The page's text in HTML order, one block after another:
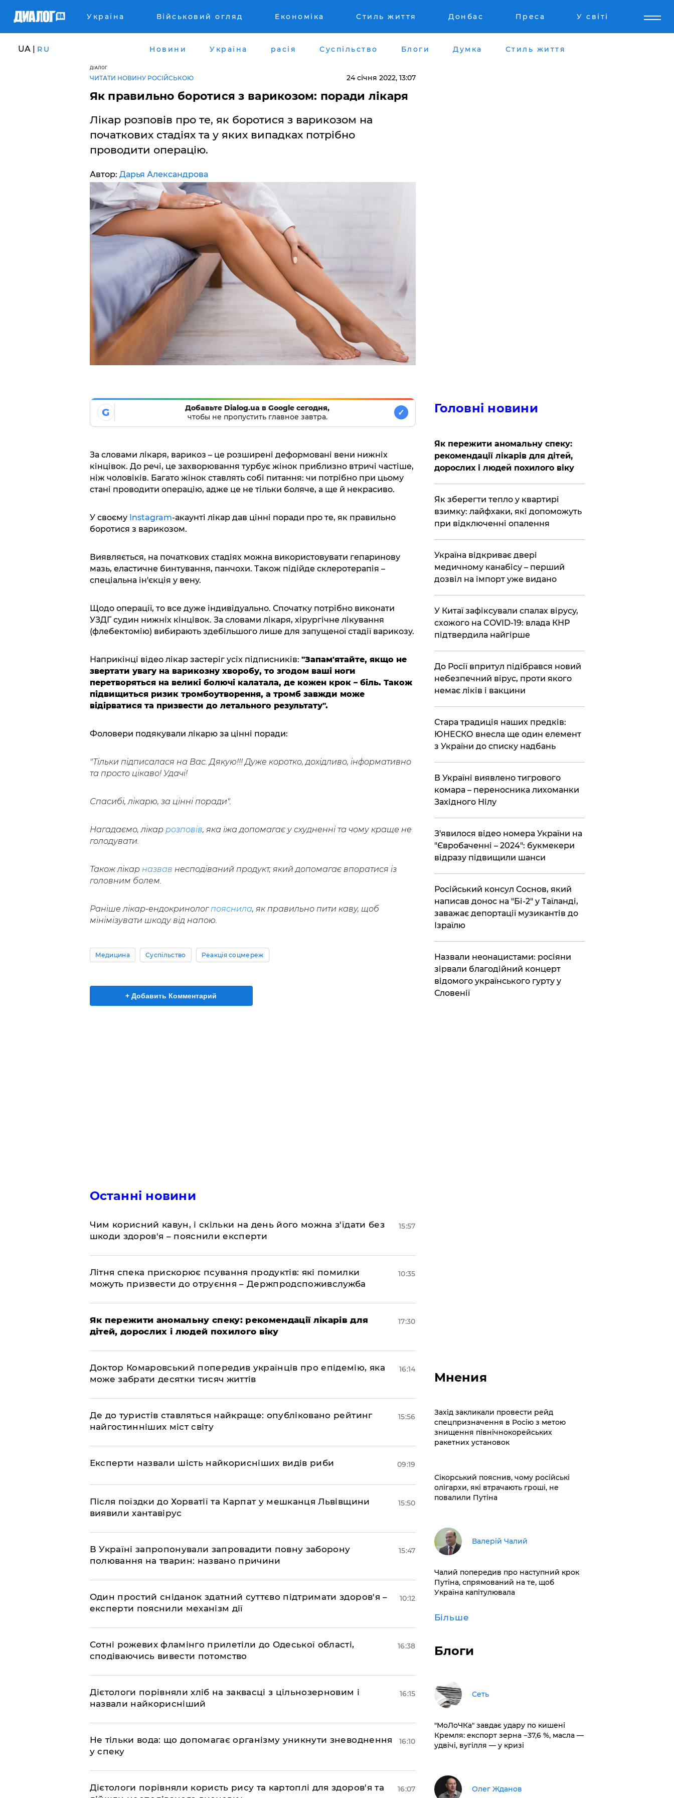
Україна Військовий огляд Економіка Стиль життя Донбас Преса У світі
UA | RU Новини Україна расія Суспільство Блоги Думка Стиль життя
ДІАЛОГ
ЧИТАТИ НОВИНУ РОСІЙСЬКОЮ 24 січня 2022, 13:07
Як правильно боротися з варикозом: поради лікаря
Лікар розповів про те, як боротися з варикозом на
початкових стадіях та у яких випадках потрібно
проводити операцію.
Автор: Дарья Александрова
G
Добавьте Dialog.ua в Google сегодня,
чтобы не пропустить главное завтра.
✓
За словами лікаря, варикоз – це розширені деформовані вени нижніх
кінцівок. До речі, це захворювання турбує жінок приблизно втричі частіше,
ніж чоловіків. Багато жінок ставлять собі питання: чи потрібно при цьому
стані проводити операцію, адже це не тільки боляче, а ще й некрасиво.
У своєму Instagram-акаунті лікар дав цінні поради про те, як правильно
боротися з варикозом.
Виявляється, на початкових стадіях можна використовувати гепаринову
мазь, еластичне бинтування, панчохи. Також підійде склеротерапія –
спеціальна ін'єкція у вену.
Щодо операції, то все дуже індивідуально. Спочатку потрібно виконати
УЗДГ судин нижніх кінцівок. За словами лікаря, хірургічне лікування
(флебектомію) вибирають здебільшого лише для запущеної стадії варикозу.
Наприкінці відео лікар застеріг усіх підписників: "Запам'ятайте, якщо не
звертати увагу на варикозну хворобу, то згодом ваші ноги
перетворяться на великі болючі калатала, де кожен крок – біль. Також
підвищиться ризик тромбоутворення, а тромб завжди може
відірватися та призвести до летального результату".
Фоловери подякували лікарю за цінні поради:
"Тільки підписалася на Вас. Дякую!!! Дуже коротко, дохідливо, інформативно
та просто цікаво! Удачі!
Спасибі, лікарю, за цінні поради".
Нагадаємо, лікар розповів, яка їжа допомагає у схудненні та чому краще не
голодувати.
Також лікар назвав несподіваний продукт, який допомагає впоратися із
головним болем.
Раніше лікар-ендокринологпояснила, як правильно пити каву, щоб
мінімізувати шкоду від напою.
Медицина Суспільство Реакція соцмереж
+ Добавить Комментарий
Останні новини
Чим корисний кавун, і скільки на день його можна з'їдати без
шкоди здоров'я – пояснили експерти
15:57
Літня спека прискорює псування продуктів: які помилки
можуть призвести до отруєння – Держпродспоживслужба
10:35
Як пережити аномальну спеку: рекомендації лікарів для
дітей, дорослих і людей похилого віку
17:30
Доктор Комаровський попередив українців про епідемію, яка
може забрати десятки тисяч життів
16:14
Де до туристів ставляться найкраще: опубліковано рейтинг
найгостинніших міст світу
15:56
Експерти назвали шість найкорисніших видів риби 09:19
Після поїздки до Хорватії та Карпат у мешканця Львівщини
виявили хантавірус
15:50
В Україні запропонували запровадити повну заборону
полювання на тварин: названо причини
15:47
Один простий сніданок здатний суттєво підтримати здоров'я –
експерти пояснили механізм дії
10:12
Сотні рожевих фламінго прилетіли до Одеської області,
сподіваючись вивести потомство
16:38
Дієтологи порівняли хліб на заквасці з цільнозерновим і
назвали найкорисніший
16:15
Не тільки вода: що допомагає організму уникнути зневоднення
у спеку
16:10
Дієтологи порівняли користь рису та картоплі для здоров'я та
16:07
Головні новини
Як пережити аномальну спеку:
рекомендації лікарів для дітей,
дорослих і людей похилого віку
Як зберегти тепло у квартирі
взимку: лайфхаки, які допоможуть
при відключенні опалення
Україна відкриває двері
медичному канабісу – перший
дозвіл на імпорт уже видано
У Китаї зафіксували спалах вірусу,
схожого на COVID-19: влада КНР
підтвердила найгірше
До Росії впритул підібрався новий
небезпечний вірус, проти якого
немає ліків і вакцини
Стара традиція наших предків:
ЮНЕСКО внесла ще один елемент
з України до списку надбань
В Україні виявлено тигрового
комара – переносника лихоманки
Західного Нілу
З'явилося відео номера України на
"Євробаченні – 2024": букмекери
відразу підвищили шанси
Російський консул Соснов, який
написав донос на "Бі-2" у Таїланді,
заважає депортації музикантів до
Ізраїлю
Назвали неонацистами: росіяни
зірвали благодійний концерт
відомого українського гурту у
Словенії
Мнения
​Захід закликали провести рейд
спецпризначення в Росію з метою
знищення північнокорейських
ракетних установок
​Сікорський пояснив, чому російські
олігархи, які втрачають гроші, не
повалили Путіна
Валерій Чалий
​Чалий попередив про наступний крок
Путіна, спрямований на те, щоб
Україна капітулювала
Більше
Блоги
Сеть
​"МоЛоЧКа" завдає удару по кишені
Кремля: експорт зерна −37,6 %, масла —
удвічі, вугілля — у кризі
Олег Жданов